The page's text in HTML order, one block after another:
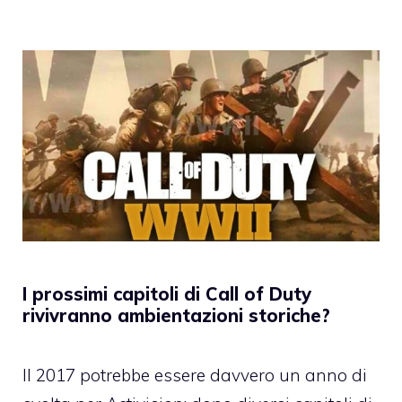
I prossimi capitoli di Call of Duty
rivivranno ambientazioni storiche?
Il 2017 potrebbe essere davvero un anno di